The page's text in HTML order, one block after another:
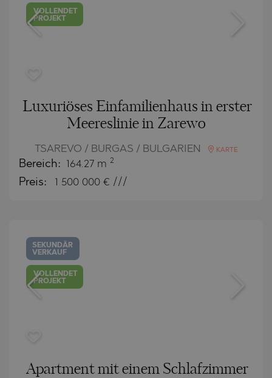
VOLLENDET
PROJEKT
Luxuriöses Einfamilienhaus in erster
Meereslinie in Zarewo
TSAREVO / BURGAS / BULGARIEN KARTE
Bereich: 164.27 m 2
Preis: 1 500 000 € ///
SEKUNDÄR
VERKAUF
VOLLENDET
PROJEKT
Apartment mit einem Schlafzimmer